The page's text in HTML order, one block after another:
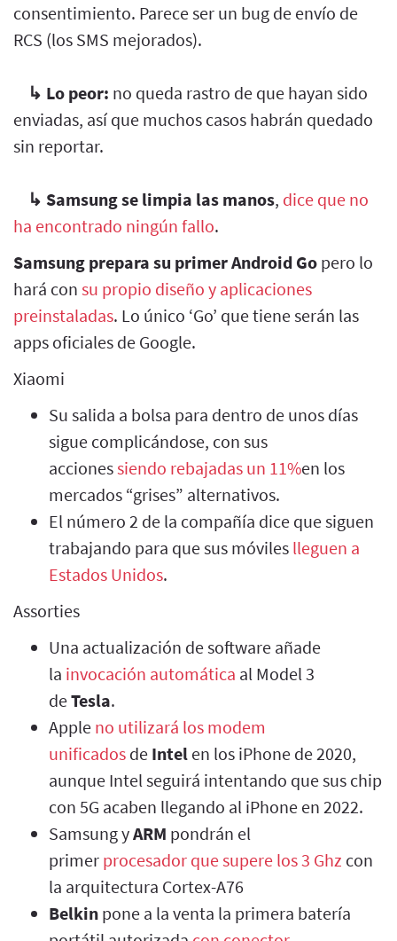
consentimiento. Parece ser un bug de envío de
RCS (los SMS mejorados).
↳ Lo peor: no queda rastro de que hayan sido
enviadas, así que muchos casos habrán quedado
sin reportar.
↳ Samsung se limpia las manos, dice que no
ha encontrado ningún fallo.
Samsung prepara su primer Android Go pero lo
hará con su propio diseño y aplicaciones
preinstaladas. Lo único ‘Go’ que tiene serán las
apps oficiales de Google.
Xiaomi
Su salida a bolsa para dentro de unos días
sigue complicándose, con sus
accionessiendo rebajadas un 11%en los
mercados “grises” alternativos.
El número 2 de la compañía dice que siguen
trabajando para que sus móviles lleguen a
Estados Unidos.
Assorties
Una actualización de software añade
la invocación automática al Model 3
deTesla.
Apple no utilizará los modem
unificados de Intel en los iPhone de 2020,
aunque Intel seguirá intentando que sus chip
con 5G acaben llegando al iPhone en 2022.
Samsung yARM pondrán el
primer procesador que supere los 3 Ghz con
la arquitectura Cortex-A76
Belkin pone a la venta la primera batería